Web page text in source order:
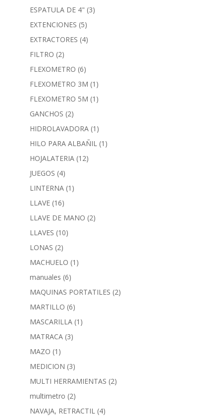
ESPATULA DE 4" (3)
EXTENCIONES (5)
EXTRACTORES (4)
FILTRO (2)
FLEXOMETRO (6)
FLEXOMETRO 3M (1)
FLEXOMETRO 5M (1)
GANCHOS (2)
HIDROLAVADORA (1)
HILO PARA ALBAÑIL (1)
HOJALATERIA (12)
JUEGOS (4)
LINTERNA (1)
LLAVE (16)
LLAVE DE MANO (2)
LLAVES (10)
LONAS (2)
MACHUELO (1)
manuales (6)
MAQUINAS PORTATILES (2)
MARTILLO (6)
MASCARILLA (1)
MATRACA (3)
MAZO (1)
MEDICION (3)
MULTI HERRAMIENTAS (2)
multimetro (2)
NAVAJA, RETRACTIL (4)